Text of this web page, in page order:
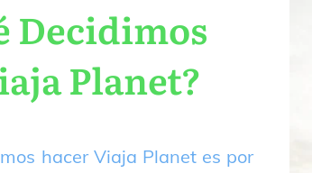
Decidimos
Planet?
hacer Viaja Planet es por